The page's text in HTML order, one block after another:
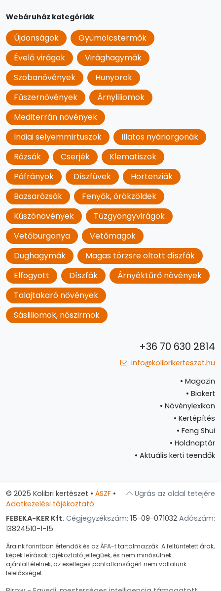
Webáruház kategóriák
Újdonságok
Gyümölcstermők
Évelő virágok
Virághagymák
Szobanövények
Hunyorok
Fűszernövények
Árnyliliomok
Mediterrán növények
Indiai selyemmirtuszok
Illatos nyáriorgonák
Rózsák
Cserjék
Klematiszok
Páfrányok
Díszfüvek
Hortenziák
Bazsarózsák
Fenyők, örökzöldek
Kúszónövények
Tűzgyöngyvirágok
Vetőburgonya
Vetőmagok
Dughagymák
Magas törzsre oltott díszfák
Elfogyott
Díszfák
Árnyéktűrő növények
Talajtakaró növények
Sásliliomok, nőszirmok
+36 70 630 2814
info@kolibrikerteszet.hu
• Magazin
• Biokert
• Növénylexikon
• Kertépítés
• Feng Shui
• Holdnaptár
• Aktuális kerti teendők
Ugrás az oldal tetejére
© 2025 Kolibri kertészet • ÁSZF •
Adatkezelési tájékoztató
FEBEKA-KER Kft. Cégjegyzékszám: 15-09-071032 Adószám:
13824510-1-15
Áraink forintban értendők és az ÁFA-t tartalmazzák. A feltüntetett árak,
képek leírások tájékoztató jellegűek, és nem minősülnek
ajánlattételnek, az esetleges pontatlanságért nem vállalunk
felelősséget.